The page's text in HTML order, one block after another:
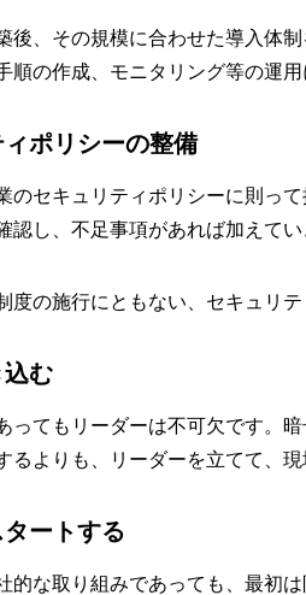
後、その規模に合わせた導入体
順の作成、モニタリング等の運
ポリシーの整備
のセキュリティポリシーに則っ
認し、不足事項があれば加えてい
度の施行にともない、セキュリ
む
ってもリーダーは不可欠です。
るよりも、リーダーを立てて、
ートする
的な取り組みであっても、最初